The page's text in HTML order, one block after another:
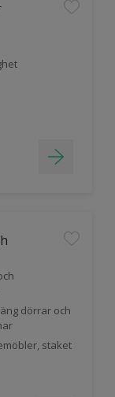
dörrar och
staket